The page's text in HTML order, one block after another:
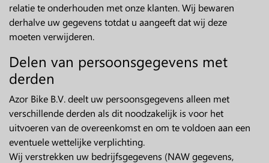
relatie te onderhouden met onze klanten. Wij bewaren
derhalve uw gegevens totdat u aangeeft dat wij deze
moeten verwijderen.
Delen van persoonsgegevens met
derden
Azor Bike B.V. deelt uw persoonsgegevens alleen met
verschillende derden als dit noodzakelijk is voor het
uitvoeren van de overeenkomst en om te voldoen aan een
eventuele wettelijke verplichting.
Wij verstrekken uw bedrijfsgegevens (NAW gegevens,